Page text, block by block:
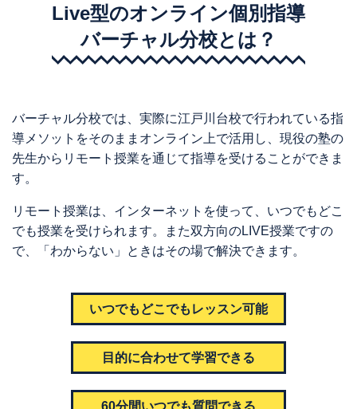
Live型のオンライン個別指導
バーチャル分校とは？
バーチャル分校では、実際に江戸川台校で行われている指
導メソットをそのままオンライン上で活用し、現役の塾の
先生からリモート授業を通じて指導を受けることができま
す。
リモート授業は、インターネットを使って、いつでもどこ
でも授業を受けられます。また双方向のLIVE授業ですの
で、「わからない」ときはその場で解決できます。
いつでもどこでも レッスン可能
目的に合わせて学習できる
60分間いつでも質問できる